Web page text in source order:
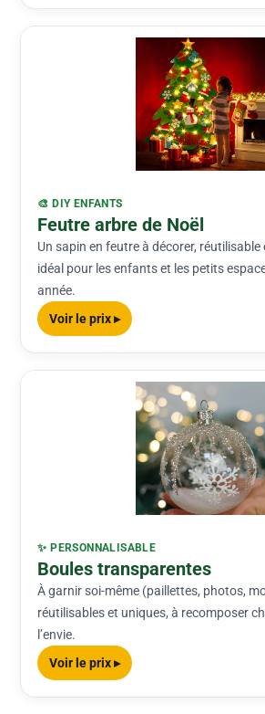
🎨 DIY ENFANTS
Feutre arbre de Noël
Un sapin en feutre à décorer, réutilisable
idéal pour les enfants et les petits
année.
Voir le prix ▸
✨ PERSONNALISABLE
Boules transparentes
À garnir soi-même (paillettes, photos,
réutilisables et uniques, à recomposer
l’envie.
Voir le prix ▸